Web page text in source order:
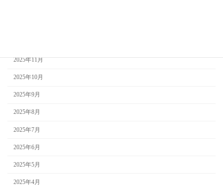
2025年11月
2025年10月
2025年9月
2025年8月
2025年7月
2025年6月
2025年5月
2025年4月